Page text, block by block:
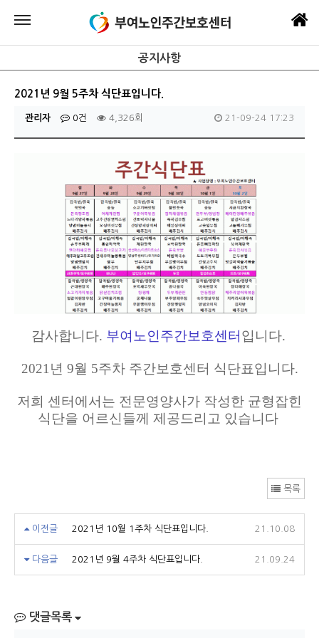
공지사항
2021년 9월 5주차 식단표입니다.
관리자 0건 4,326회 21-09-24 17:23
감사합니다. 부여노인주간보호센터입니다.
2021년 9월 5주차 주간보호센터 식단표입니다.
저희 센터에서는 전문영양사가 작성한 균형잡힌
식단을 어르신들께 제공드리고 있습니다
목록
이전글 2021년 10월 1주차 식단표입니다. 21.10.08
다음글 2021년 9월 4주차 식단표입니다. 21.09.24
댓글목록